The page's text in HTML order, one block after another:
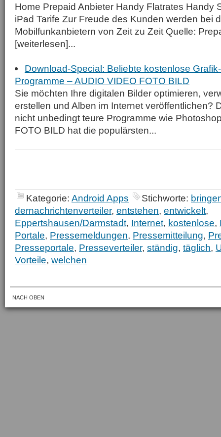
Home Prepaid Anbieter Handy Flatrates Handy
iPad Tarife Zur Freude des Kunden werden bei
Mobilfunkanbietern von Zeit zu Zeit Quelle:
[weiterlesen]...
Download-Special: Beliebte kostenlose
Programme – AUDIO VIDEO FOTO BILD
Sie möchten Ihre digitalen Bilder optimieren,
erstellen und Alben im Internet veröffentlichen?
nicht unbedingt teure Programme wie
FOTO BILD hat die populärsten...
Kategorie: Android Apps Stichworte:
dernachrichtenverteiler, entstehen, entwickelt,
Eppertshausen/Darmstadt, Internet, kostenlose,
Portale, Pressemeldungen, Pressemitteilung,
Presseportale, Presseverteiler, ständig, täglich,
Vorteile, welchen
NACH OBEN